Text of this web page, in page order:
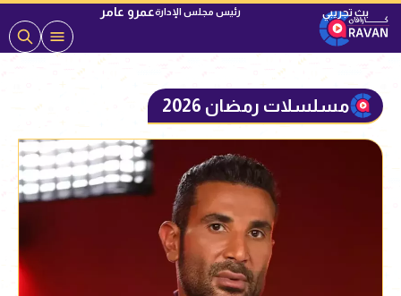
رئيس مجلس الإدارةعمرو عامر
مسلسلات رمضان 2026